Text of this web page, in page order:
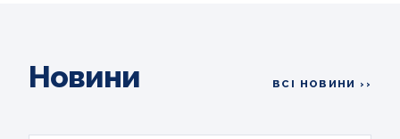
Новини ВСІ НОВИНИ ››